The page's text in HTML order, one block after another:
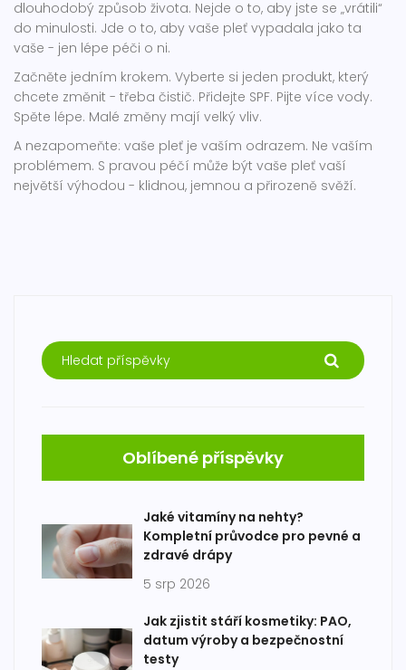
dlouhodobý způsob života. Nejde o to, aby jste se „vrátili“
do minulosti. Jde o to, aby vaše pleť vypadala jako ta
vaše - jen lépe péči o ni.
Začněte jedním krokem. Vyberte si jeden produkt, který
chcete změnit - třeba čistič. Přidejte SPF. Pijte více vody.
Spěte lépe. Malé změny mají velký vliv.
A nezapomeňte: vaše pleť je vaším odrazem. Ne vaším
problémem. S pravou péčí může být vaše pleť vaší
největší výhodou - klidnou, jemnou a přirozeně svěží.
Oblíbené příspěvky
Jaké vitamíny na nehty?
Kompletní průvodce pro pevné a
zdravé drápy
5 srp 2026
Jak zjistit stáří kosmetiky: PAO,
datum výroby a bezpečnostní
testy